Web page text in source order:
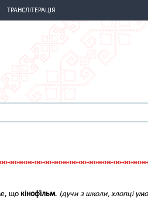
ТРАНСЛІТЕРАЦІЯ
що кінофі́льм. Ідучи з школи, хлопці